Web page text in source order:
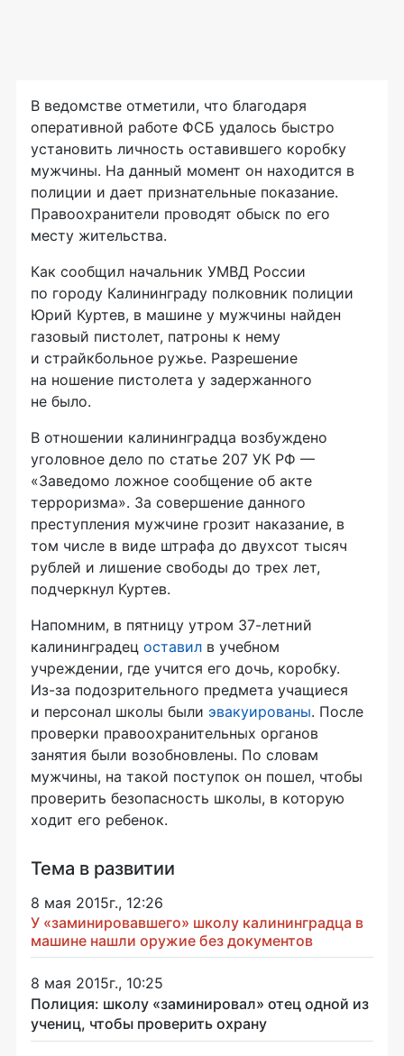
В ведомстве отметили, что благодаря
оперативной работе ФСБ удалось быстро
установить личность оставившего коробку
мужчины. На данный момент он находится в
полиции и дает признательные показание.
Правоохранители проводят обыск по его
месту жительства.
Как сообщил начальник УМВД России
по городу Калининграду полковник полиции
Юрий Куртев, в машине у мужчины найден
газовый пистолет, патроны к нему
и страйкбольное ружье. Разрешение
на ношение пистолета у задержанного
не было.
В отношении калининградца возбуждено
уголовное дело по статье 207 УК РФ —
«Заведомо ложное сообщение об акте
терроризма». За совершение данного
преступления мужчине грозит наказание, в
том числе в виде штрафа до двухсот тысяч
рублей и лишение свободы до трех лет,
подчеркнул Куртев.
Напомним, в пятницу утром 37-летний
калининградец оставил в учебном
учреждении, где учится его дочь, коробку.
Из-за подозрительного предмета учащиеся
и персонал школы были эвакуированы. После
проверки правоохранительных органов
занятия были возобновлены. По словам
мужчины, на такой поступок он пошел, чтобы
проверить безопасность школы, в которую
ходит его ребенок.
Тема в развитии
8 мая 2015г., 12:26
У «заминировавшего» школу калининградца в
машине нашли оружие без документов
8 мая 2015г., 10:25
Полиция: школу «заминировал» отец одной из
учениц, чтобы проверить охрану